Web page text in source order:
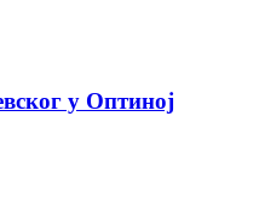
у Оптиној